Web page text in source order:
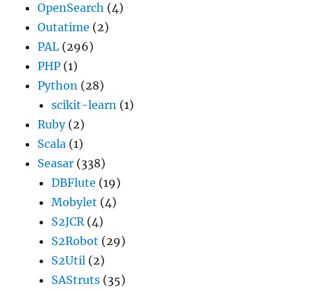
OpenSearch (4)
Outatime (2)
PAL (296)
PHP (1)
Python (28)
scikit-learn (1)
Ruby(2)
Scala (1)
Seasar (338)
DBFlute (19)
Mobylet (4)
S2JCR(4)
S2Robot (29)
S2Util (2)
SAStruts (35)